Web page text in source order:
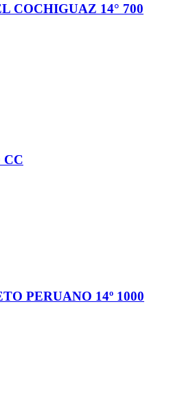
COCHIGUAZ 14° 700
CC
PERUANO 14º 1000